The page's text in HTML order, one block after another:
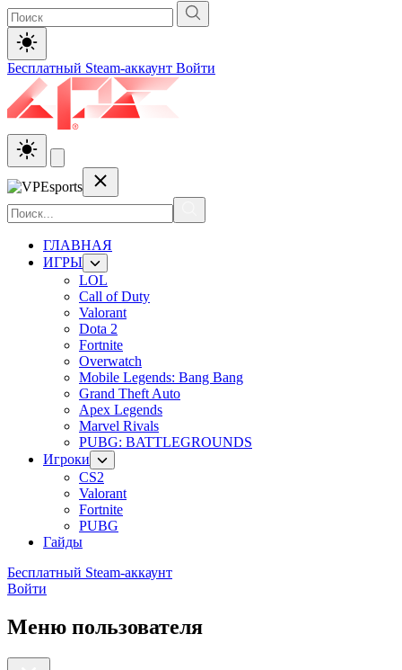
Бесплатный Steam-аккаунт Войти
ГЛАВНАЯ
ИГРЫ
LOL
Call of Duty
Valorant
Dota 2
Fortnite
Overwatch
Mobile Legends: Bang Bang
Grand Theft Auto
Apex Legends
Marvel Rivals
PUBG: BATTLEGROUNDS
Игроки
CS2
Valorant
Fortnite
PUBG
Гайды
Бесплатный Steam-аккаунт
Войти
Меню пользователя